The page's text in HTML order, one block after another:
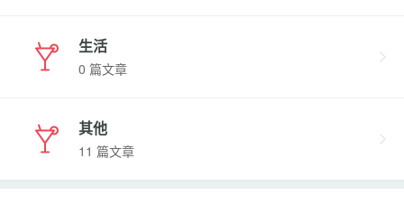
生活
0 篇文章
其他
11 篇文章